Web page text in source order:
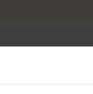
nach